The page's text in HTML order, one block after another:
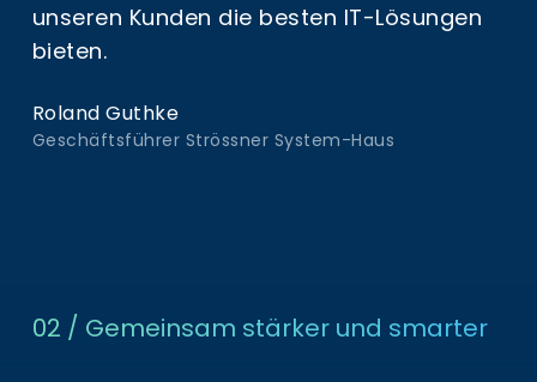
unseren Kunden die besten IT-Lösungen
bieten.
Roland Guthke
Geschäftsführer Strössner System-Haus
02 / Gemeinsam stärker und smarter